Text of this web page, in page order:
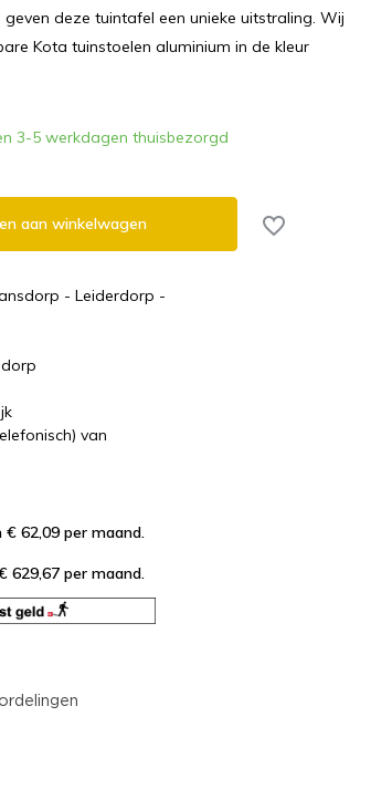
deze tuintafel een unieke uitstraling. Wij
Kota tuinstoelen aluminium in de kleur
3-5 werkdagen thuisbezorgd
aan winkelwagen
- Leiderdorp -
van
€ 62,09 per maand.
629,67 per maand.